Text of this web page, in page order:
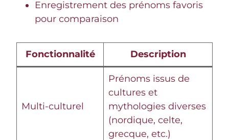
Enregistrement des prénoms favoris
pour comparaison
Fonctionnalité Description
Multi-culturel
Prénoms issus de
cultures et
mythologies diverses
(nordique, celte,
grecque, etc.)